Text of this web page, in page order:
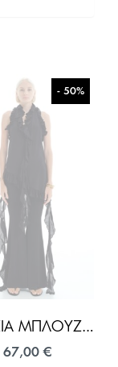
- 50%
ΓΥΝΑΙΚΕΊΑ ΜΠΛΟΎΖΑ-ΜΑΎΡΟ
Original
67,00€Η